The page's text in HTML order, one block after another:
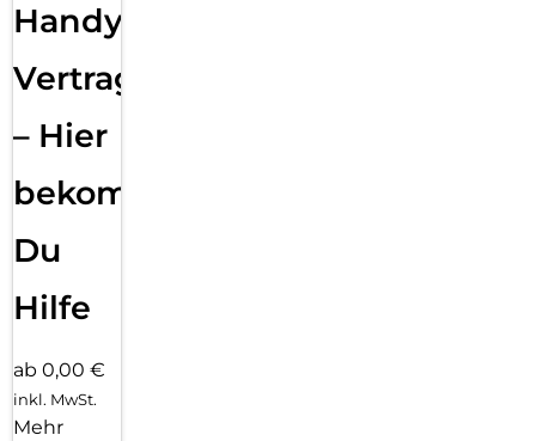
Handy
Vertragsabwicklung
– Hier
bekommst
Du
Hilfe
ab 0,00 €
inkl. MwSt.
Mehr